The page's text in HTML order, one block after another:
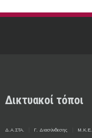
Δικτυακοί τόποι
Δ.Α.ΣΤΑ. Γ. Διασύνδεσης Μ.Κ.Ε.